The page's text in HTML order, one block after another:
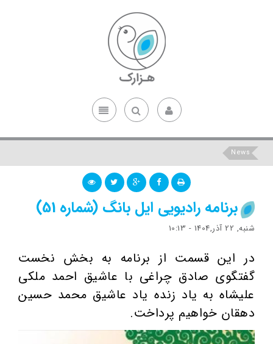
News
برنامه رادیویی ایل بانگ (شماره 51)
شنبه, 22 آذر,1404 - 10:13
در این قسمت از برنامه به بخش نخست
گفتگوی صادق چراغی با عاشیق احمد ملکی
علیشاه به یاد زنده یاد عاشیق محمد حسین
دهقان خواهیم پرداخت.